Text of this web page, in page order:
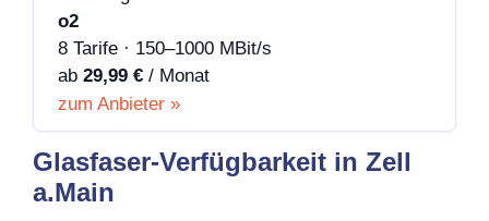
o2
8 Tarife · 150–1000 MBit/s
ab 29,99 € / Monat
zum Anbieter »
Glasfaser-Verfügbarkeit in Zell
a.Main